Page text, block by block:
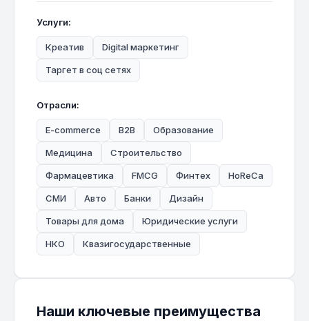
Услуги:
Креатив Digital маркетинг
Таргет в соц сетях
Отрасли:
E-commerce B2B Образование
Медицина Строительство
Фармацевтика FMCG Финтех HoReCa
СМИ Авто Банки Дизайн
Товары для дома Юридические услуги
НКО Квазигосударственные
Наши ключевые преимущества